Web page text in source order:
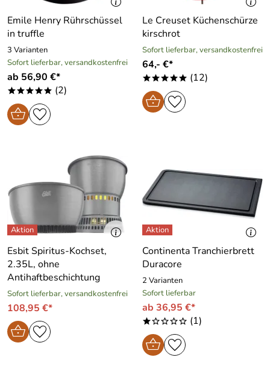
Emile Henry Rührschüssel
in truffle
3 Varianten
Sofort lieferbar, versandkostenfrei
ab 56,90 €*
***** (2)
Le Creuset Küchenschürze
kirschrot
Sofort lieferbar, versandkostenfrei
64,- €*
***** (12)
Esbit Spiritus-Kochset,
2.35L, ohne
Antihaftbeschichtung
Sofort lieferbar, versandkostenfrei
108,95 €*
Continenta Tranchierbrett
Duracore
2 Varianten
Sofort lieferbar
ab 36,95 €*
*oooo (1)